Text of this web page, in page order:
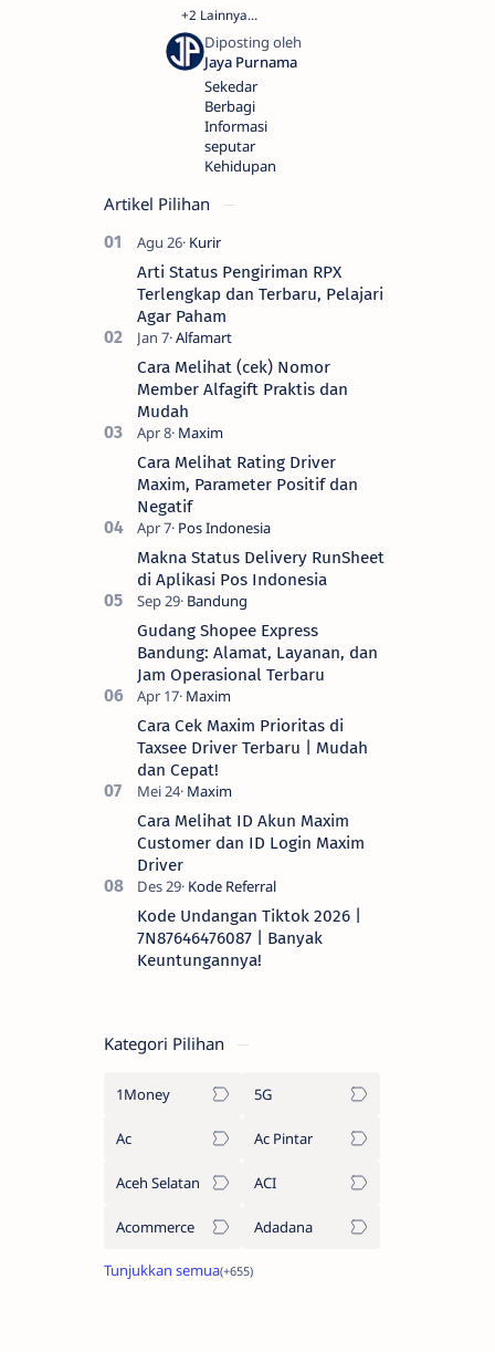
Sekedar
Berbagi
Informasi
seputar
Kehidupan
Artikel Pilihan
Arti Status Pengiriman RPX
Terlengkap dan Terbaru, Pelajari
Agar Paham
Cara Melihat (cek) Nomor
Member Alfagift Praktis dan
Mudah
Cara Melihat Rating Driver
Maxim, Parameter Positif dan
Negatif
Makna Status Delivery RunSheet
di Aplikasi Pos Indonesia
Gudang Shopee Express
Bandung: Alamat, Layanan, dan
Jam Operasional Terbaru
Cara Cek Maxim Prioritas di
Taxsee Driver Terbaru | Mudah
dan Cepat!
Cara Melihat ID Akun Maxim
Customer dan ID Login Maxim
Driver
Kode Undangan Tiktok 2026 |
7N87646476087 | Banyak
Keuntungannya!
Kategori Pilihan
1Money 5G
Ac Ac Pintar
Aceh Selatan ACI
Acommerce Adadana